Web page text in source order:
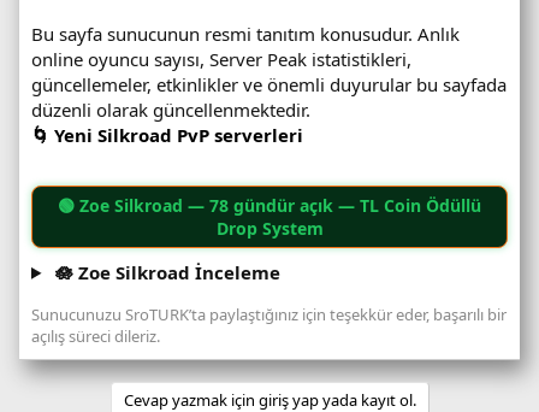
Bu sayfa sunucunun resmi tanıtım konusudur. Anlık
online oyuncu sayısı, Server Peak istatistikleri,
güncellemeler, etkinlikler ve önemli duyurular bu sayfada
düzenli olarak güncellenmektedir.
🌀 Yeni Silkroad PvP serverleri
🟢 Zoe Silkroad — 78 gündür açık — TL Coin Ödüllü
Drop System
🪷 Zoe Silkroad İnceleme
Sunucunuzu SroTURK’ta paylaştığınız için teşekkür eder, başarılı bir
açılış süreci dileriz.
Cevap yazmak için giriş yap yada kayıt ol.